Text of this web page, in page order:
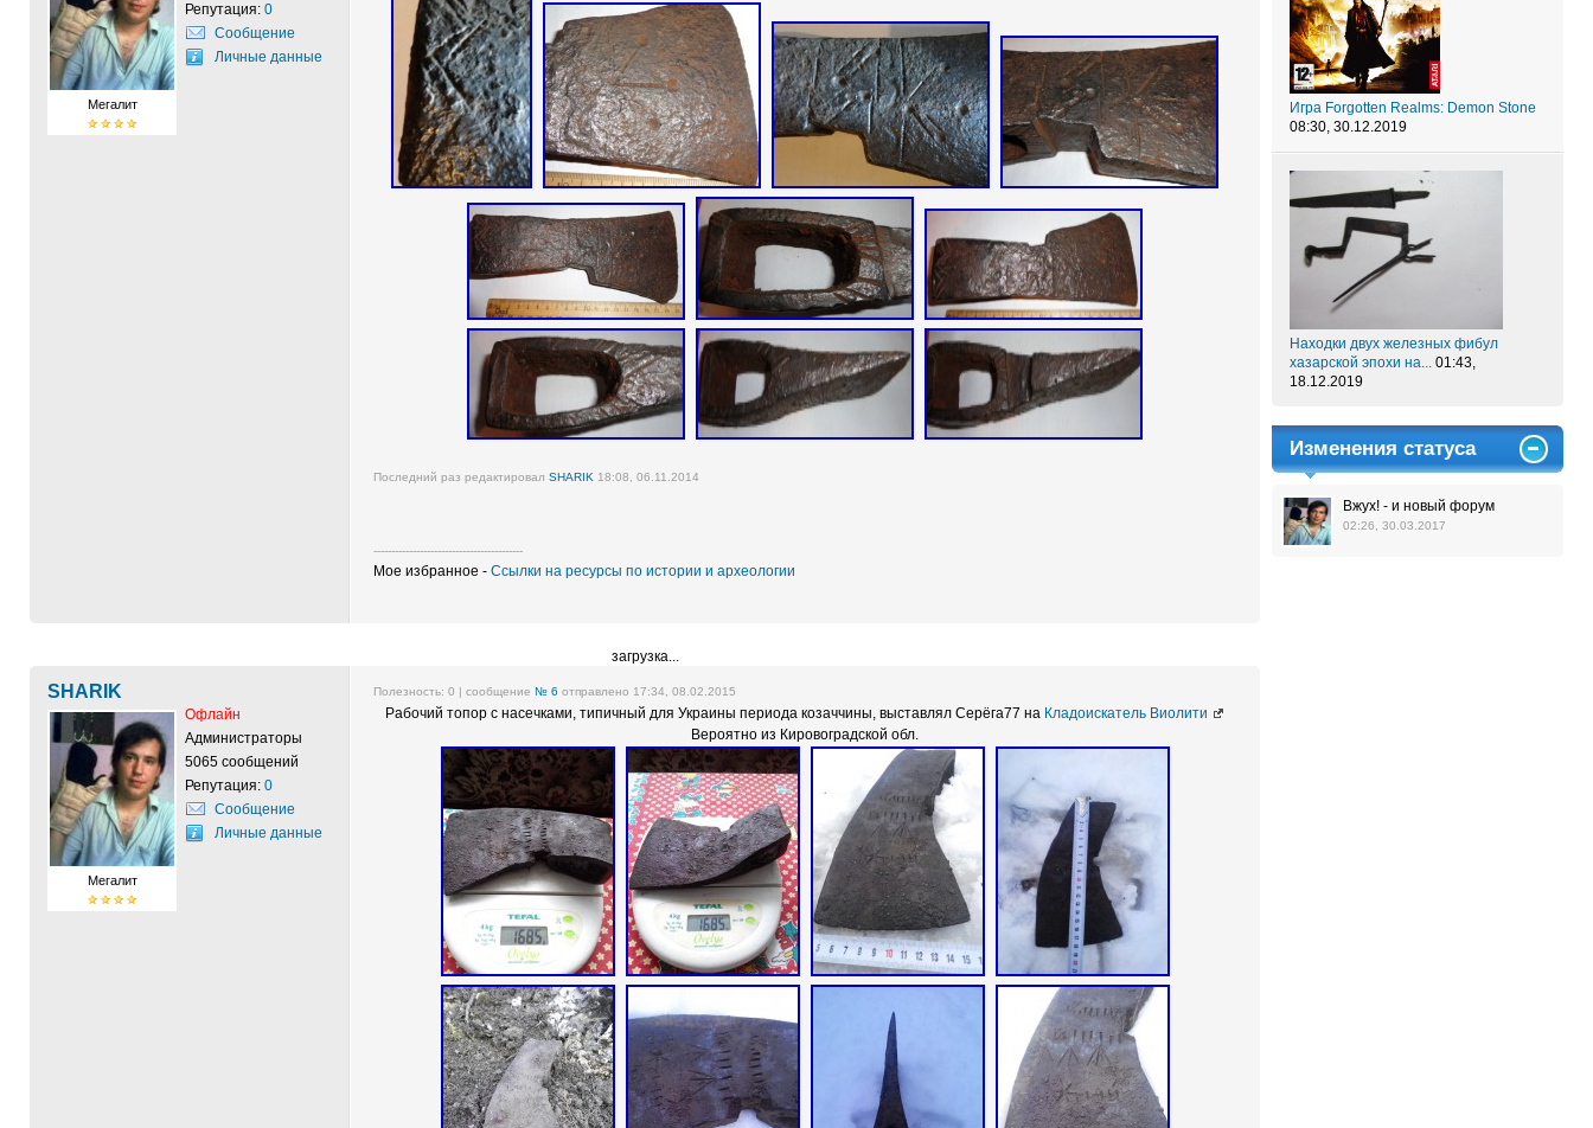
Мегалит
Репутация: 0
Сообщение
Личные данные
Последний раз редактировал SHARIK 18:08, 06.11.2014
------------------------------------------
Мое избранное - Ссылки на ресурсы по истории и археологии
загрузка...
SHARIK
Мегалит
Офлайн
Администраторы
5065 сообщений
Репутация: 0
Сообщение
Личные данные
Полезность: 0 | сообщение № 6 отправлено 17:34, 08.02.2015
Рабочий топор с насечками, типичный для Украины периода козаччины, выставлял Серёга77 на Кладоискатель Виолити
Вероятно из Кировоградской обл.
Игра Forgotten Realms: Demon Stone
08:30, 30.12.2019
Находки двух железных фибул
хазарской эпохи на...
01:43,
18.12.2019
Изменения статуса
Вжух! - и новый форум
02:26, 30.03.2017